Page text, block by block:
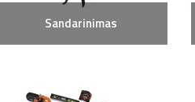
Sandarinimas